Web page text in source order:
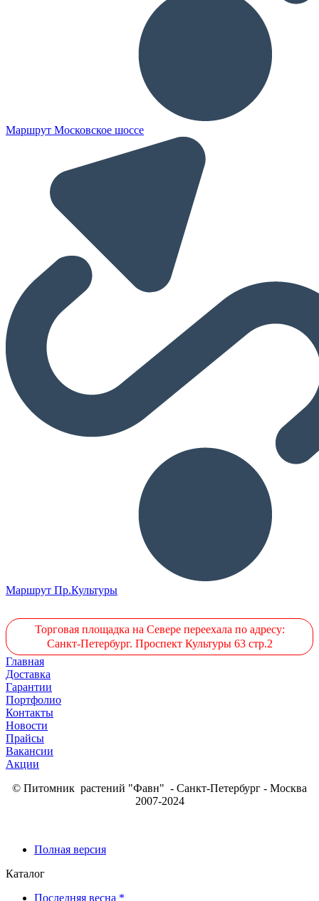
Маршрут Московское шоссе
Маршрут Пр.Культуры
Торговая площадка на Севере переехала по адресу:
Санкт-Петербург. Проспект Культуры 63 стр.2
Главная
Доставка
Гарантии
Портфолио
Контакты
Новости
Прайсы
Вакансии
Акции
© Питомник растений "Фавн" - Санкт-Петербург - Москва
2007-2024
Полная версия
Каталог
Последняя весна *